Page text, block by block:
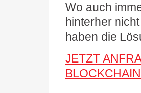
Wo auch
hinterher
haben die
JETZT